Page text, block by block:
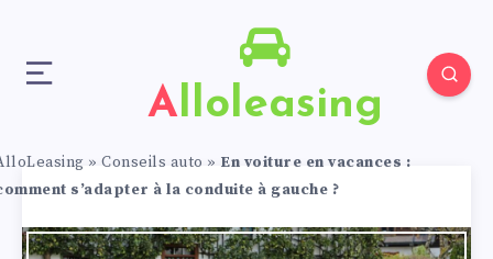
Alloleasing
» Conseils auto » En voiture en vacances :
s’adapter à la conduite à gauche ?